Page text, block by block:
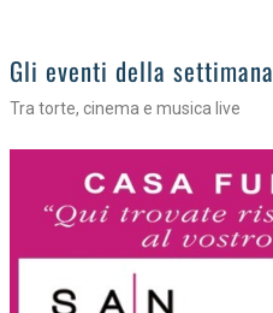
Gli eventi della settimana
Tra torte, cinema e musica live